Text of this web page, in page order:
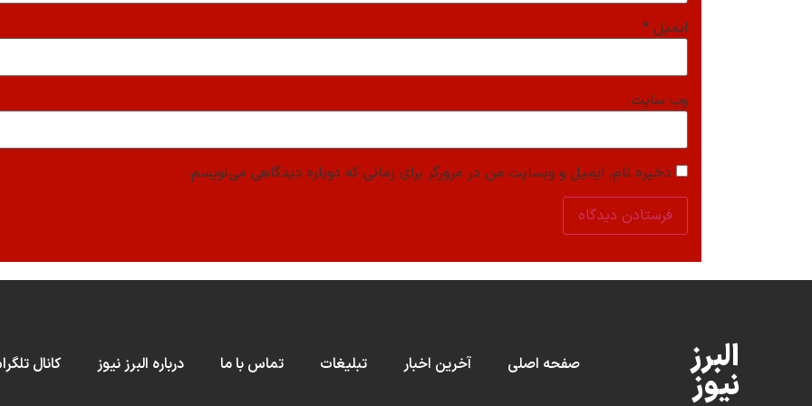
ایمیل *
وب‌ سایت
ذخیره نام، ایمیل و وبسایت من در مرورگر برای زمانی که دوباره دیدگاهی می‌نویسم.
البرز
نیوز
صفحه اصلی آخرین اخبار تبلیغات تماس با ما درباره البرز نیوز کانال